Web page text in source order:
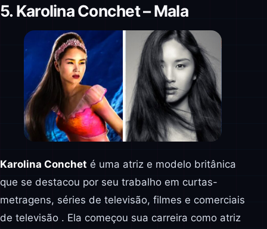
5. Karolina Conchet – Mala
Karolina Conchet é uma atriz e modelo britânica
que se destacou por seu trabalho em curtas-
metragens, séries de televisão, filmes e comerciais
de televisão . Ela começou sua carreira como atriz